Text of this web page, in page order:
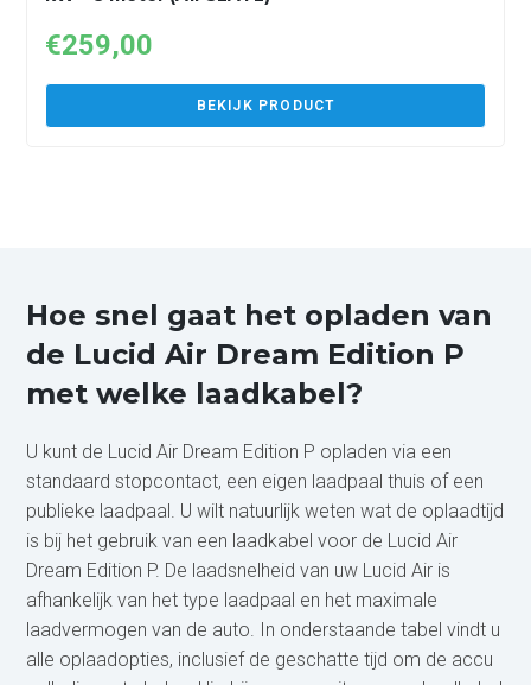
€259,00
BEKIJK PRODUCT
Hoe snel gaat het opladen van
de Lucid Air Dream Edition P
met welke laadkabel?
U kunt de Lucid Air Dream Edition P opladen via een
standaard stopcontact, een eigen laadpaal thuis of een
publieke laadpaal. U wilt natuurlijk weten wat de oplaadtijd
is bij het gebruik van een laadkabel voor de Lucid Air
Dream Edition P. De laadsnelheid van uw Lucid Air is
afhankelijk van het type laadpaal en het maximale
laadvermogen van de auto. In onderstaande tabel vindt u
alle oplaadopties, inclusief de geschatte tijd om de accu